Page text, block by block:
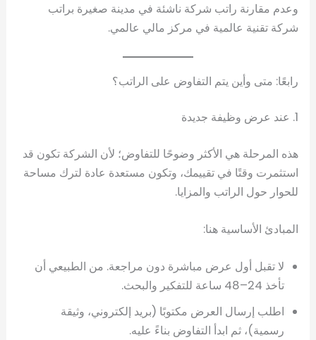
وعدم مقارنة راتب شركة ناشئة في مدينة صغيرة براتب
شركة تقنية عالمية في مركز مالي عالمي.
رابعًا: متى وأين يتم التفاوض على الراتب؟
1. عند عرض وظيفة جديدة
هذه المرحلة هي الأكثر وضوحًا للتفاوض؛ لأن الشركة تكون قد
استثمرت وقتًا في تقييمك، وتكون مستعدة عادة لترك مساحة
للحوار حول الراتب والمزايا.
المبادئ الأساسية هنا:
لا تقبل أول عرض مباشرة دون مراجعة. من الطبيعي أن
تأخذ 24–48 ساعة للتفكير والبحث.
اطلب إرسال العرض مكتوبًا (بريد إلكتروني، وثيقة
رسمية)، ثم ابدأ التفاوض بناءً عليه.